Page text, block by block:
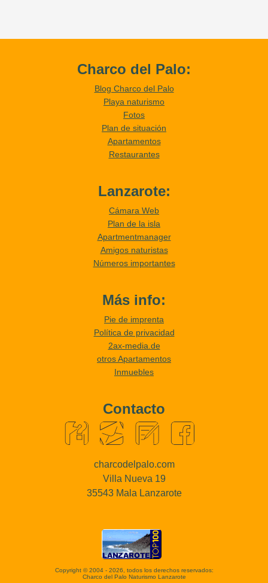
Charco del Palo:
Blog Charco del Palo
Playa naturismo
Fotos
Plan de situación
Apartamentos
Restaurantes
Lanzarote:
Cámara Web
Plan de la isla
Apartmentmanager
Amigos naturistas
Números importantes
Más info:
Pie de imprenta
Política de privacidad
2ax-media.de
otros Apartamentos
Inmuebles
Contacto
charcodelpalo.com
Villa Nueva 19
35543 Mala Lanzarote
Copyright © 2004 - 2026, todos los derechos reservados:
Charco del Palo Naturismo Lanzarote